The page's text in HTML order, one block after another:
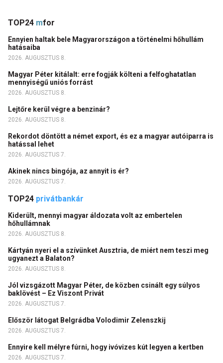
TOP24 mfor
Ennyien haltak bele Magyarországon a történelmi hőhullám
hatásaiba
2026. AUGUSZTUS 8.
Magyar Péter kitálalt: erre fogják költeni a felfoghatatlan
mennyiségű uniós forrást
2026. AUGUSZTUS 8.
Lejtőre kerül végre a benzinár?
2026. AUGUSZTUS 8.
Rekordot döntött a német export, és ez a magyar autóiparra is
hatással lehet
2026. AUGUSZTUS 7.
Akinek nincs bingója, az annyit is ér?
2026. AUGUSZTUS 7.
TOP24 privátbankár
Kiderült, mennyi magyar áldozata volt az embertelen
hőhullámnak
2026. AUGUSZTUS 8.
Kártyán nyeri el a szívünket Ausztria, de miért nem teszi meg
ugyanezt a Balaton?
2026. AUGUSZTUS 8.
Jól vizsgázott Magyar Péter, de közben csinált egy súlyos
baklövést – Ez Viszont Privát
2026. AUGUSZTUS 7.
Először látogat Belgrádba Volodimir Zelenszkij
2026. AUGUSZTUS 7.
Ennyire kell mélyre fúrni, hogy ivóvizes kút legyen a kertben
2026. AUGUSZTUS 7.